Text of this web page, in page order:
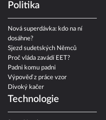
Politika
Nová superdávka: kdo na ní
dosáhne?
Sjezd sudetských Němců
Proč vláda zavádí EET?
Padni komu padni
Výpověď z práce vzor
Divoký kačer
Technologie